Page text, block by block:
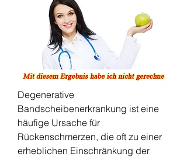
Degenerative
Bandscheibenerkrankung ist eine
häufige Ursache für
Rückenschmerzen, die oft zu einer
erheblichen Einschränkung der